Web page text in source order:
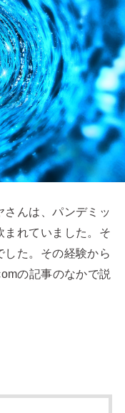
さんは、パンデミッ
まれていました。そ
た。その経験から
の記事のなかで説